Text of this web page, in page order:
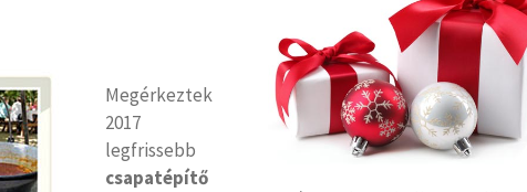
Megérkeztek
2017
legfrissebb
csapatépítő